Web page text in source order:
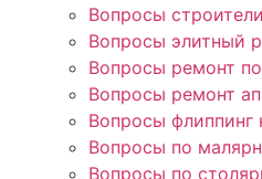
Вопросы
Вопросы элитный
Вопросы ремонт
Вопросы ремонт
Вопросы флиппинг
Вопросы по
Вопросы по